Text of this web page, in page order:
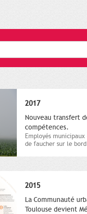
2017
Nouveau transfert
compétences.
Employés
de faucher sur le
2015
La Communauté
Toulouse devient